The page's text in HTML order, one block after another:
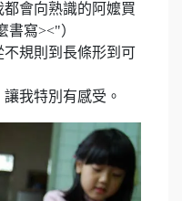
會向熟識的阿嬤買
書寫><"）
規則到長條形到可
我特別有感受。